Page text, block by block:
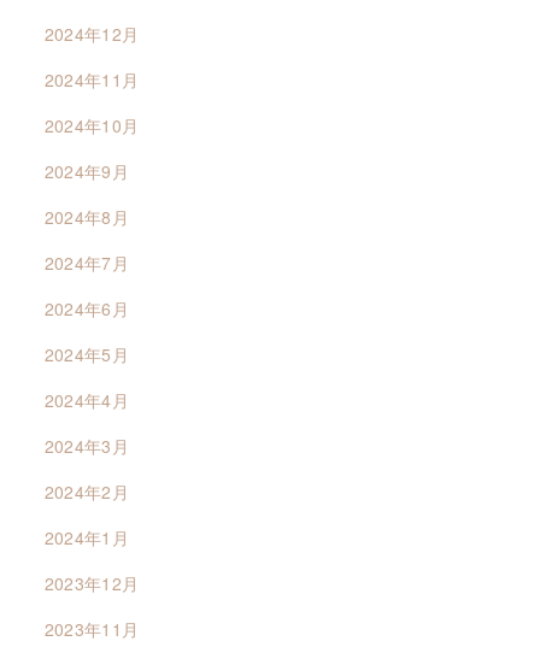
2024年12月
2024年11月
2024年10月
2024年9月
2024年8月
2024年7月
2024年6月
2024年5月
2024年4月
2024年3月
2024年2月
2024年1月
2023年12月
2023年11月